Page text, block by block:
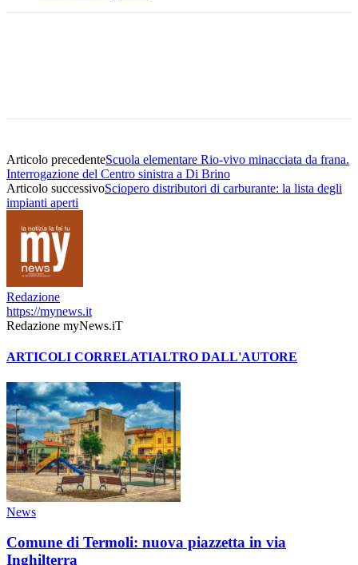
Articolo precedenteScuola elementare Rio-vivo minacciata da frana.
Interrogazione del Centro sinistra a Di Brino
Articolo successivoSciopero distributori di carburante: la lista degli
impianti aperti
Redazione
https://mynews.it
Redazione myNews.iT
ARTICOLI CORRELATIALTRO DALL'AUTORE
News
Comune di Termoli: nuova piazzetta in via
Inghilterra